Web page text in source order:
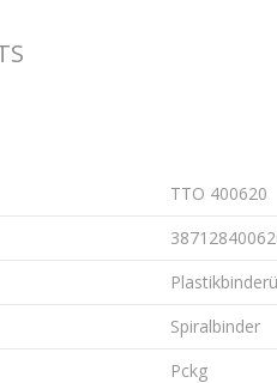
TTO 400620
Spiralbinder
Pckg